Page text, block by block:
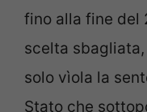
fino alla fine del
scelta
solo vìola la
Stato che